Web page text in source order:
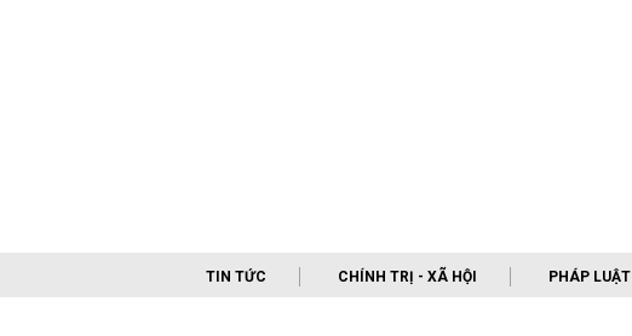
TIN TỨC CHÍNH TRỊ - XÃ HỘI PHÁP LUẬT